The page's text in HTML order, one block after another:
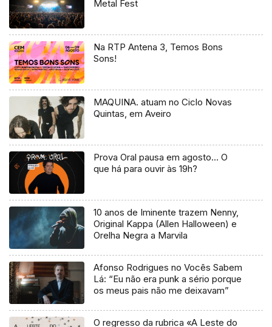
Metal Fest
Na RTP Antena 3, Temos Bons
Sons!
MAQUINA. atuam no Ciclo Novas
Quintas, em Aveiro
Prova Oral pausa em agosto… O
que há para ouvir às 19h?
10 anos de Iminente trazem Nenny,
Original Kappa (Allen Halloween) e
Orelha Negra a Marvila
Afonso Rodrigues no Vocês Sabem
Lá: “Eu não era punk a sério porque
os meus pais não me deixavam”
O regresso da rubrica «A Leste do